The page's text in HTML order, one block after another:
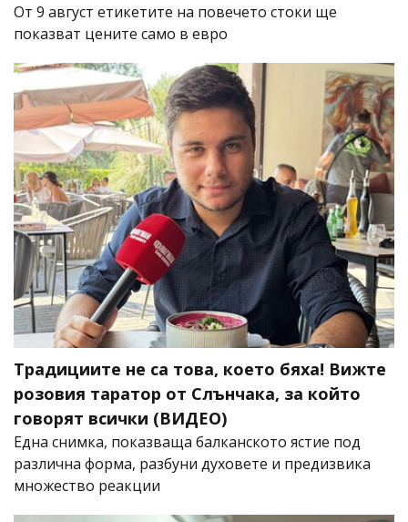
От 9 август етикетите на повечето стоки ще
показват цените само в евро
Традициите не са това, което бяха! Вижте
розовия таратор от Слънчака, за който
говорят всички (ВИДЕО)
Една снимка, показваща балканското ястие под
различна форма, разбуни духовете и предизвика
множество реакции